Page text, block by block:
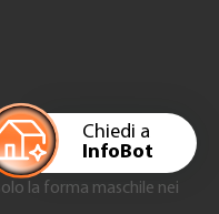
Chiedi a
InfoBot
la forma maschile nei